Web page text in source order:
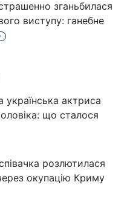
зганьбилася
виступу: ганебне
українська актриса
що сталося
розлютилася
окупацію Криму